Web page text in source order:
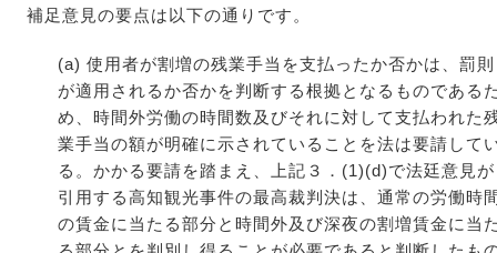
補足意見の要点は以下の通りです。
(a) 使用者が割増の残業手当を支払ったか否かは、罰則
が適用されるか否かを判断する根拠となるものである
め、時間外労働の時間数及びそれに対して支払われた
業手当の額が明確に示されていることを法は要請して
る。かかる要請を踏まえ、上記３．(1)(d)で法廷意見が
引用する高知観光事件の最高裁判決は、通常の労働時
の賃金に当たる部分と時間外及び深夜の割増賃金に当